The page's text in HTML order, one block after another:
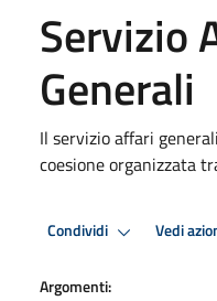
Servizio
Generali
Il servizio affari
coesione organizzata
Condividi Vedi
Argomenti: